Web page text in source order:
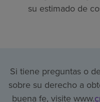
su estimado de
Si tiene preguntas o
sobre su derecho a
buena fe, visite www.